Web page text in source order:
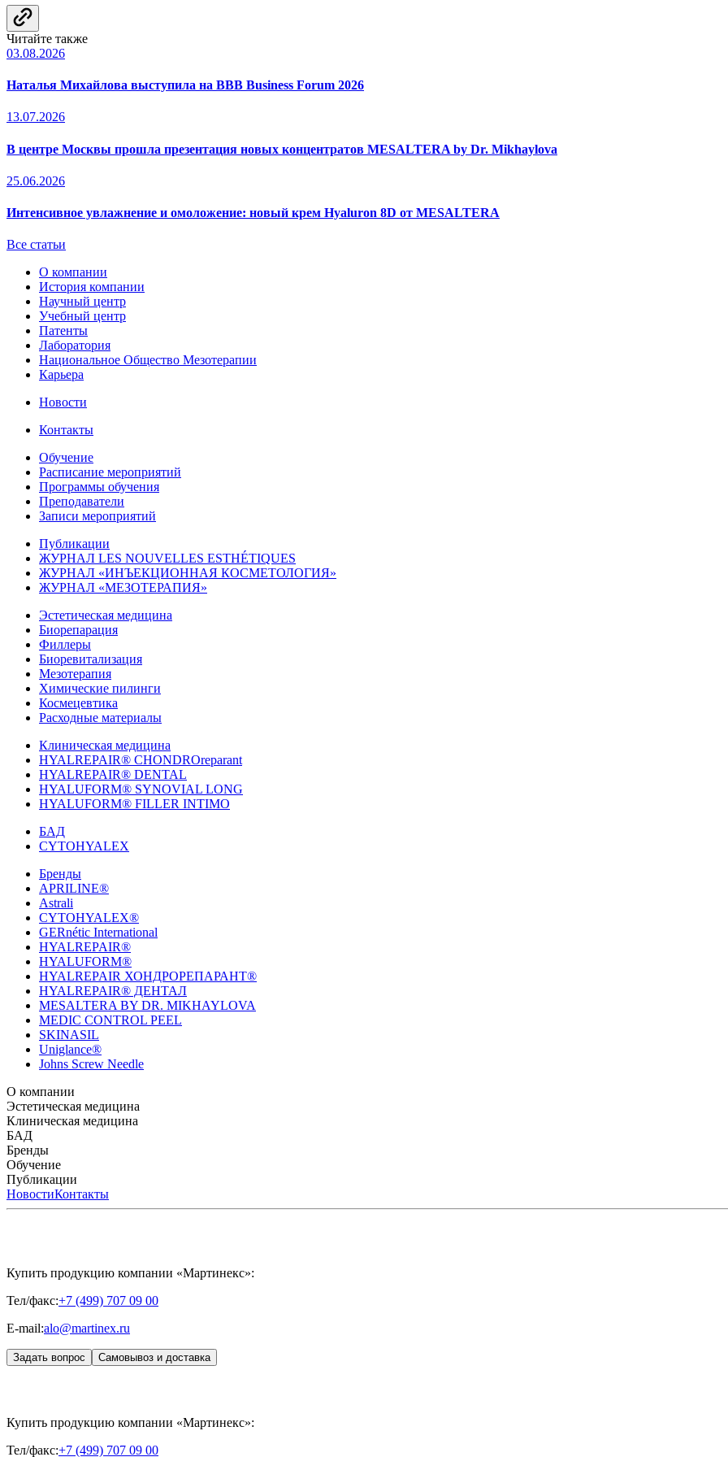
Читайте также
03.08.2026
Наталья Михайлова выступила на BBB Business Forum 2026
13.07.2026
В центре Москвы прошла презентация новых концентратов MESALTERA by Dr. Mikhaylova
25.06.2026
Интенсивное увлажнение и омоложение: новый крем Hyaluron 8D от MESALTERA
Все статьи
О компании
История компании
Научный центр
Учебный центр
Патенты
Лаборатория
Национальное Общество Мезотерапии
Карьера
Новости
Контакты
Обучение
Расписание мероприятий
Программы обучения
Преподаватели
Записи мероприятий
Публикации
ЖУРНАЛ LES NOUVELLES ESTHÉTIQUES
ЖУРНАЛ «ИНЪЕКЦИОННАЯ КОСМЕТОЛОГИЯ»
ЖУРНАЛ «МЕЗОТЕРАПИЯ»
Эстетическая медицина
Биорепарация
Филлеры
Биоревитализация
Мезотерапия
Химические пилинги
Космецевтика
Расходные материалы
Клиническая медицина
HYALREPAIR® CHONDROreparant
HYALREPAIR® DENTAL
HYALUFORM® SYNOVIAL LONG
HYALUFORM® FILLER INTIMO
БАД
CYTOHYALEX
Бренды
APRILINE®
Astrali
CYTOHYALEX®
GERnétic International
HYALREPAIR®
HYALUFORM®
HYALREPAIR ХОНДРОРЕПАРАНТ®
HYALREPAIR® ДЕНТАЛ
MESALTERA BY DR. MIKHAYLOVA
MEDIC CONTROL PEEL
SKINASIL
Uniglance®
Johns Screw Needle
О компании
История компанииНаучный центр
Эстетическая медицина
БиорепарацияФиллерыБиоревитализация
Клиническая медицина
HYALREPAIR® CHONDROreparant
БАД
CYTOHYALEX
Бренды
APRILINE®
MIKHAYLOVA
Обучение
Расписание мероприятий
Публикации
ЖУРНАЛ LES NOUVELLES ESTHÉTIQUES
НовостиКонтакты
Купить продукцию компании «Мартинекс»:
Тел/факс:+7 (499) 707 09 00
E-mail:alo@martinex.ru
Задать вопрос Самовывоз и доставка
Купить продукцию компании «Мартинекс»:
Тел/факс:+7 (499) 707 09 00